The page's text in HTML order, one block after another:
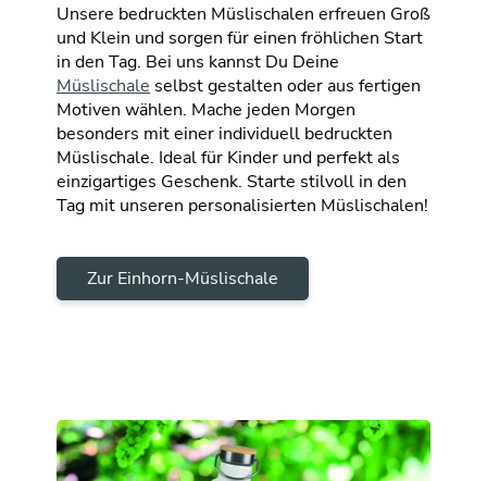
Unsere bedruckten Müslischalen erfreuen Groß
und Klein und sorgen für einen fröhlichen Start
in den Tag. Bei uns kannst Du Deine
Müslischale selbst gestalten oder aus fertigen
Motiven wählen. Mache jeden Morgen
besonders mit einer individuell bedruckten
Müslischale. Ideal für Kinder und perfekt als
einzigartiges Geschenk. Starte stilvoll in den
Tag mit unseren personalisierten Müslischalen!
Zur Einhorn-Müslischale